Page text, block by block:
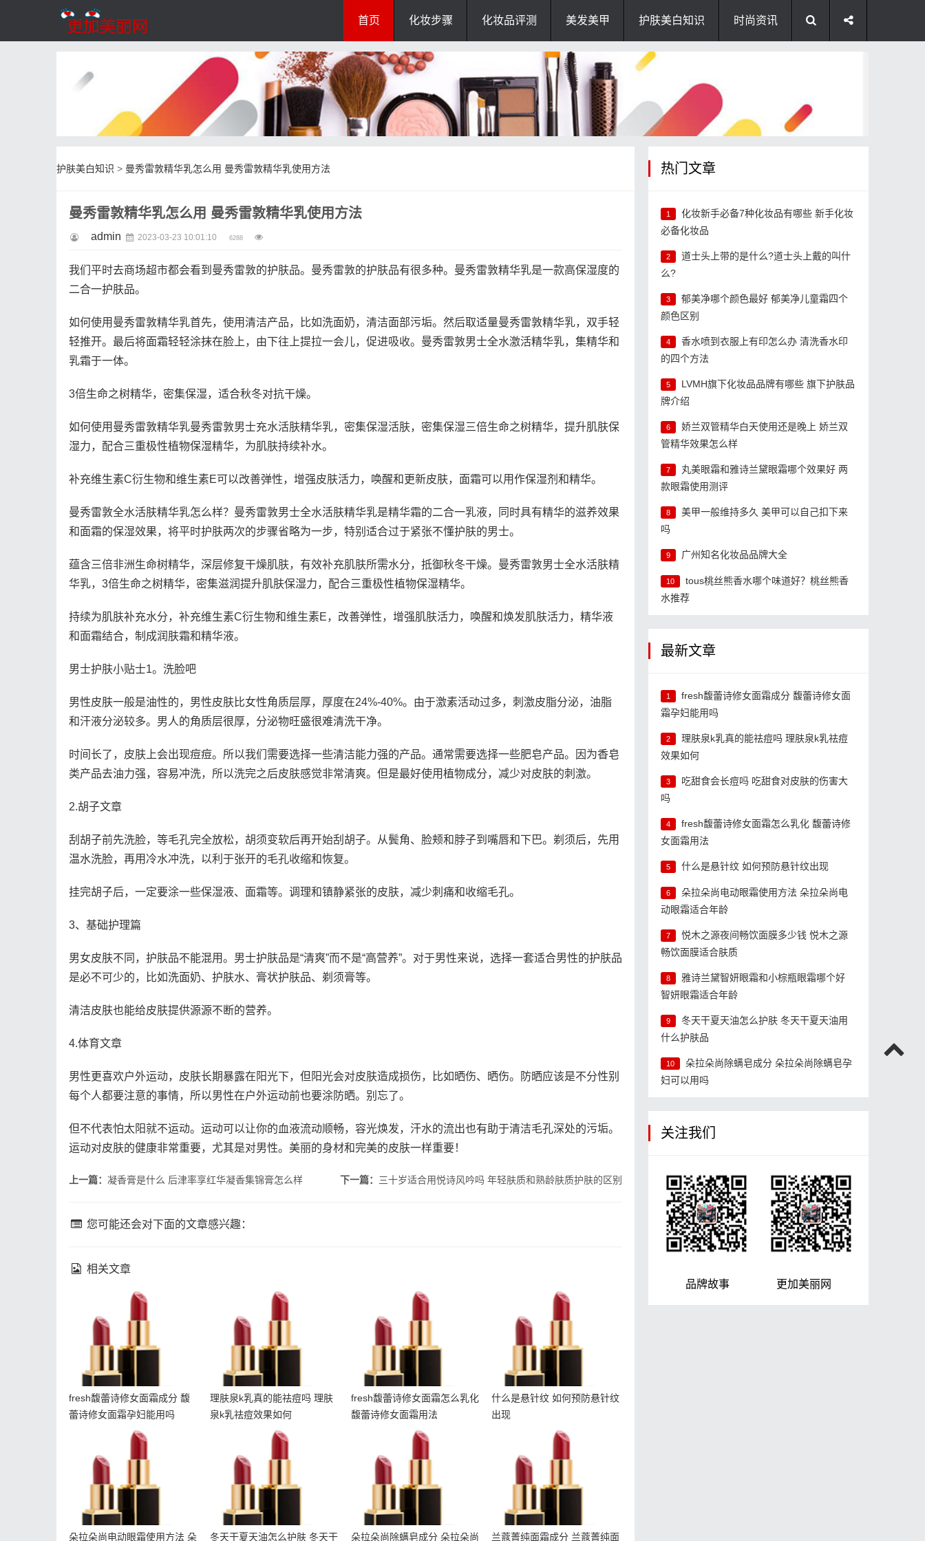
首页 化妆步骤 化妆品评测 美发美甲 护肤美白知识 时尚资讯
护肤美白知识 > 曼秀雷敦精华乳怎么用 曼秀雷敦精华乳使用方法
曼秀雷敦精华乳怎么用 曼秀雷敦精华乳使用方法
admin 2023-03-23 10:01:10 6288
我们平时去商场超市都会看到曼秀雷敦的护肤品。曼秀雷敦的护肤品有很多种。曼秀雷敦精华乳是一款高保湿度的
二合一护肤品。
如何使用曼秀雷敦精华乳首先，使用清洁产品，比如洗面奶，清洁面部污垢。然后取适量曼秀雷敦精华乳，双手轻
轻推开。最后将面霜轻轻涂抹在脸上，由下往上提拉一会儿，促进吸收。曼秀雷敦男士全水激活精华乳，集精华和
乳霜于一体。
3倍生命之树精华，密集保湿，适合秋冬对抗干燥。
如何使用曼秀雷敦精华乳曼秀雷敦男士充水活肤精华乳，密集保湿活肤，密集保湿三倍生命之树精华，提升肌肤保
湿力，配合三重极性植物保湿精华，为肌肤持续补水。
补充维生素C衍生物和维生素E可以改善弹性，增强皮肤活力，唤醒和更新皮肤，面霜可以用作保湿剂和精华。
曼秀雷敦全水活肤精华乳怎么样？曼秀雷敦男士全水活肤精华乳是精华霜的二合一乳液，同时具有精华的滋养效果
和面霜的保湿效果，将平时护肤两次的步骤省略为一步，特别适合过于紧张不懂护肤的男士。
蕴含三倍非洲生命树精华，深层修复干燥肌肤，有效补充肌肤所需水分，抵御秋冬干燥。曼秀雷敦男士全水活肤精
华乳，3倍生命之树精华，密集滋润提升肌肤保湿力，配合三重极性植物保湿精华。
持续为肌肤补充水分，补充维生素C衍生物和维生素E，改善弹性，增强肌肤活力，唤醒和焕发肌肤活力，精华液
和面霜结合，制成润肤霜和精华液。
男士护肤小贴士1。洗脸吧
男性皮肤一般是油性的，男性皮肤比女性角质层厚，厚度在24%-40%。由于激素活动过多，刺激皮脂分泌，油脂
和汗液分泌较多。男人的角质层很厚，分泌物旺盛很难清洗干净。
时间长了，皮肤上会出现痘痘。所以我们需要选择一些清洁能力强的产品。通常需要选择一些肥皂产品。因为香皂
类产品去油力强，容易冲洗，所以洗完之后皮肤感觉非常清爽。但是最好使用植物成分，减少对皮肤的刺激。
2.胡子文章
刮胡子前先洗脸，等毛孔完全放松，胡须变软后再开始刮胡子。从鬓角、脸颊和脖子到嘴唇和下巴。剃须后，先用
温水洗脸，再用冷水冲洗，以利于张开的毛孔收缩和恢复。
挂完胡子后，一定要涂一些保湿液、面霜等。调理和镇静紧张的皮肤，减少刺痛和收缩毛孔。
3、基础护理篇
男女皮肤不同，护肤品不能混用。男士护肤品是“清爽”而不是“高营养”。对于男性来说，选择一套适合男性的护肤品
是必不可少的，比如洗面奶、护肤水、膏状护肤品、剃须膏等。
清洁皮肤也能给皮肤提供源源不断的营养。
4.体育文章
男性更喜欢户外运动，皮肤长期暴露在阳光下，但阳光会对皮肤造成损伤，比如晒伤、晒伤。防晒应该是不分性别
每个人都要注意的事情，所以男性在户外运动前也要涂防晒。别忘了。
但不代表怕太阳就不运动。运动可以让你的血液流动顺畅，容光焕发，汗水的流出也有助于清洁毛孔深处的污垢。
运动对皮肤的健康非常重要，尤其是对男性。美丽的身材和完美的皮肤一样重要！
上一篇： 凝香膏是什么 后津率享红华凝香集锦膏怎么样 下一篇： 三十岁适合用悦诗风吟吗 年轻肤质和熟龄肤质护肤的区别
您可能还会对下面的文章感兴趣：
相关文章
fresh馥蕾诗修女面霜成分
fresh馥蕾诗修女面霜成分 馥
蕾诗修女面霜孕妇能用吗
理肤泉k乳真的能祛痘吗 理
理肤泉k乳真的能祛痘吗 理肤
泉k乳祛痘效果如何
fresh馥蕾诗修女面霜怎么
fresh馥蕾诗修女面霜怎么乳化
馥蕾诗修女面霜用法
什么是悬针纹 如何预防悬
什么是悬针纹 如何预防悬针纹
出现
朵拉朵尚电动眼霜使用方
朵拉朵尚电动眼霜使用方法 朵
冬天干夏天油怎么护肤 冬
冬天干夏天油怎么护肤 冬天干
朵拉朵尚除螨皂成分 朵拉
朵拉朵尚除螨皂成分 朵拉朵尚
兰蔻菁纯面霜成分 兰蔻菁
兰蔻菁纯面霜成分 兰蔻菁纯面
热门文章
1
化妆新手必备7种化妆品有哪些 新手化妆
必备化妆品
2
道士头上带的是什么?道士头上戴的叫什
么?
3
郁美净哪个颜色最好 郁美净儿童霜四个
颜色区别
4
香水喷到衣服上有印怎么办 清洗香水印
的四个方法
5
LVMH旗下化妆品品牌有哪些 旗下护肤品
牌介绍
6
娇兰双管精华白天使用还是晚上 娇兰双
管精华效果怎么样
7
丸美眼霜和雅诗兰黛眼霜哪个效果好 两
款眼霜使用测评
8
美甲一般维持多久 美甲可以自己扣下来
吗
9 广州知名化妆品品牌大全
10
tous桃丝熊香水哪个味道好？桃丝熊香
水推荐
最新文章
1
fresh馥蕾诗修女面霜成分 馥蕾诗修女面
霜孕妇能用吗
2
理肤泉k乳真的能祛痘吗 理肤泉k乳祛痘
效果如何
3
吃甜食会长痘吗 吃甜食对皮肤的伤害大
吗
4
fresh馥蕾诗修女面霜怎么乳化 馥蕾诗修
女面霜用法
5 什么是悬针纹 如何预防悬针纹出现
6
朵拉朵尚电动眼霜使用方法 朵拉朵尚电
动眼霜适合年龄
7
悦木之源夜间畅饮面膜多少钱 悦木之源
畅饮面膜适合肤质
8
雅诗兰黛智妍眼霜和小棕瓶眼霜哪个好
智妍眼霜适合年龄
9
冬天干夏天油怎么护肤 冬天干夏天油用
什么护肤品
10
朵拉朵尚除螨皂成分 朵拉朵尚除螨皂孕
妇可以用吗
关注我们
品牌故事 更加美丽网